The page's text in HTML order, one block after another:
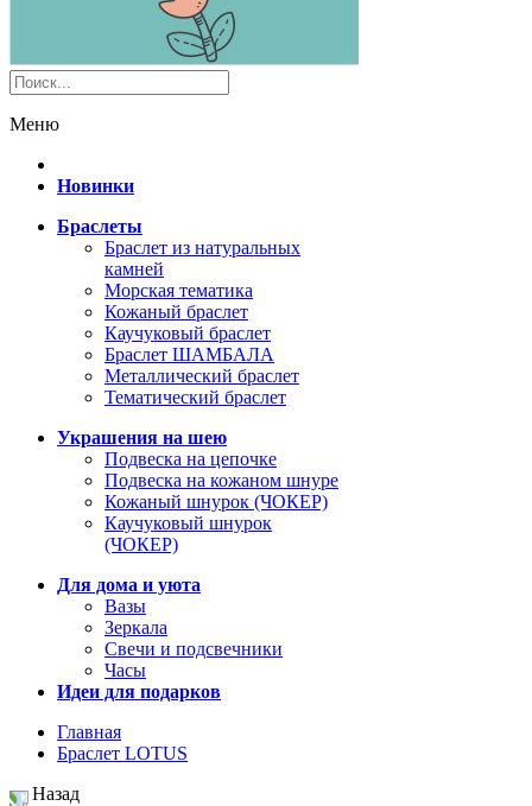
Меню
Новинки
Браслеты
Браслет из натуральных
камней
Морская тематика
Кожаный браслет
Каучуковый браслет
Браслет ШАМБАЛА
Металлический браслет
Тематический браслет
Украшения на шею
Подвеска на цепочке
Подвеска на кожаном шнуре
Кожаный шнурок (ЧОКЕР)
Каучуковый шнурок
(ЧОКЕР)
Для дома и уюта
Вазы
Зеркала
Свечи и подсвечники
Часы
Идеи для подарков
Главная
Браслет LOTUS
Назад